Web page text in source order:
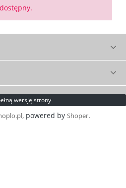
wersję strony
, powered by Shoper.